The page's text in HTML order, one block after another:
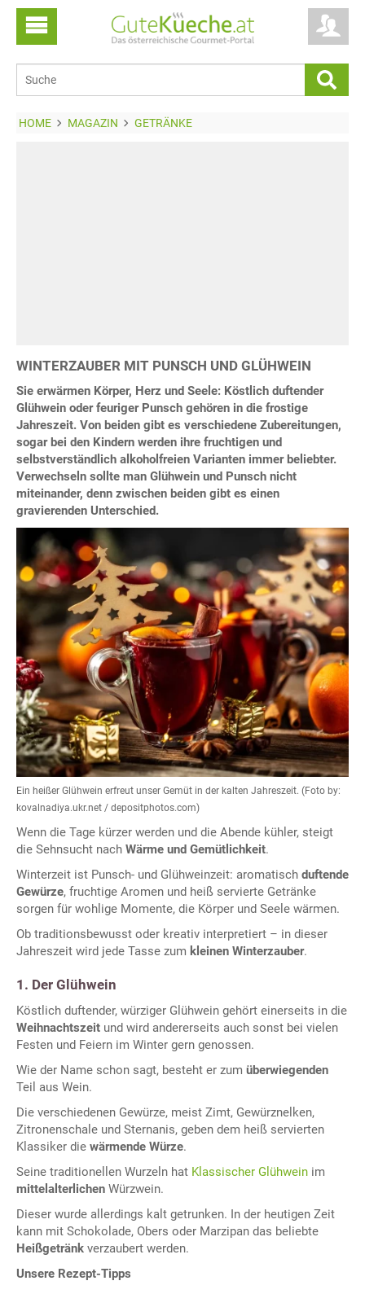
HOME MAGAZIN GETRÄNKE
WINTERZAUBER MIT PUNSCH UND GLÜHWEIN
Sie erwärmen Körper, Herz und Seele: Köstlich duftender
Glühwein oder feuriger Punsch gehören in die frostige
Jahreszeit. Von beiden gibt es verschiedene Zubereitungen,
sogar bei den Kindern werden ihre fruchtigen und
selbstverständlich alkoholfreien Varianten immer beliebter.
Verwechseln sollte man Glühwein und Punsch nicht
miteinander, denn zwischen beiden gibt es einen
gravierenden Unterschied.
Ein heißer Glühwein erfreut unser Gemüt in der kalten Jahreszeit. (Foto by:
kovalnadiya.ukr.net / depositphotos.com)
Wenn die Tage kürzer werden und die Abende kühler, steigt
die Sehnsucht nach Wärme und Gemütlichkeit.
Winterzeit ist Punsch- und Glühweinzeit: aromatisch duftende
Gewürze, fruchtige Aromen und heiß servierte Getränke
sorgen für wohlige Momente, die Körper und Seele wärmen.
Ob traditionsbewusst oder kreativ interpretiert – in dieser
Jahreszeit wird jede Tasse zum kleinen Winterzauber.
1. Der Glühwein
Köstlich duftender, würziger Glühwein gehört einerseits in die
Weihnachtszeit und wird andererseits auch sonst bei vielen
Festen und Feiern im Winter gern genossen.
Wie der Name schon sagt, besteht er zum überwiegenden
Teil aus Wein.
Die verschiedenen Gewürze, meist Zimt, Gewürznelken,
Zitronenschale und Sternanis, geben dem heiß servierten
Klassiker die wärmende Würze.
Seine traditionellen Wurzeln hat Klassischer Glühwein im
mittelalterlichen Würzwein.
Dieser wurde allerdings kalt getrunken. In der heutigen Zeit
kann mit Schokolade, Obers oder Marzipan das beliebte
Heißgetränk verzaubert werden.
Unsere Rezept-Tipps